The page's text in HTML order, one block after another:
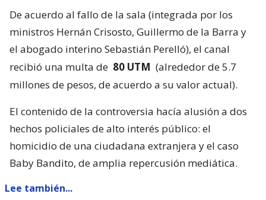
De acuerdo al fallo de la sala (integrada por los
ministros Hernán Crisosto, Guillermo de la Barra y
el abogado interino Sebastián Perelló), el canal
recibió una multa de 80 UTM (alrededor de 5.7
millones de pesos, de acuerdo a su valor actual).
El contenido de la controversia hacía alusión a dos
hechos policiales de alto interés público: el
homicidio de una ciudadana extranjera y el caso
Baby Bandito, de amplia repercusión mediática.
Lee también...